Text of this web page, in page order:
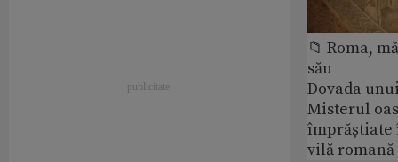
📁 Roma,
său
Dovada
Misterul
împrăștiate
vilă romană